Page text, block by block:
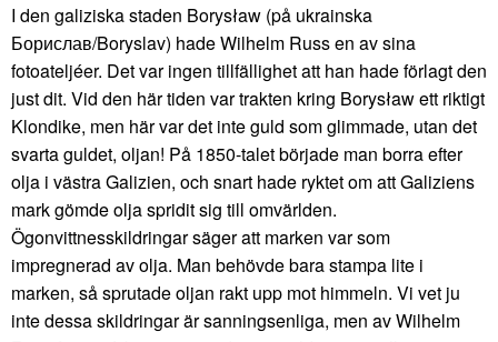
I den galiziska staden Borysław (på ukrainska
Борислав/Boryslav) hade Wilhelm Russ en av sina
fotoateljéer. Det var ingen tillfällighet att han hade förlagt den
just dit. Vid den här tiden var trakten kring Borysław ett riktigt
Klondike, men här var det inte guld som glimmade, utan det
svarta guldet, oljan! På 1850-talet började man borra efter
olja i västra Galizien, och snart hade ryktet om att Galiziens
mark gömde olja spridit sig till omvärlden.
Ögonvittnesskildringar säger att marken var som
impregnerad av olja. Man behövde bara stampa lite i
marken, så sprutade oljan rakt upp mot himmeln. Vi vet ju
inte dessa skildringar är sanningsenliga, men av Wilhelm